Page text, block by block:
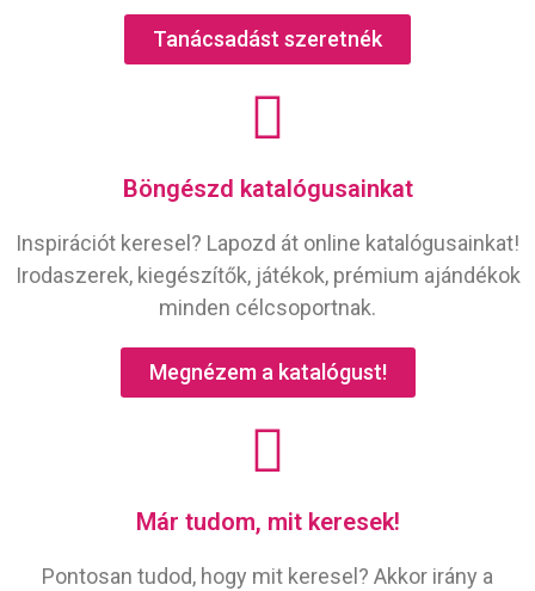
Tanácsadást szeretnék
Böngészd katalógusainkat
Inspirációt keresel? Lapozd át online katalógusainkat!
Irodaszerek, kiegészítők, játékok, prémium ajándékok
minden célcsoportnak.
Megnézem a katalógust!
Már tudom, mit keresek!
Pontosan tudod, hogy mit keresel? Akkor irány a